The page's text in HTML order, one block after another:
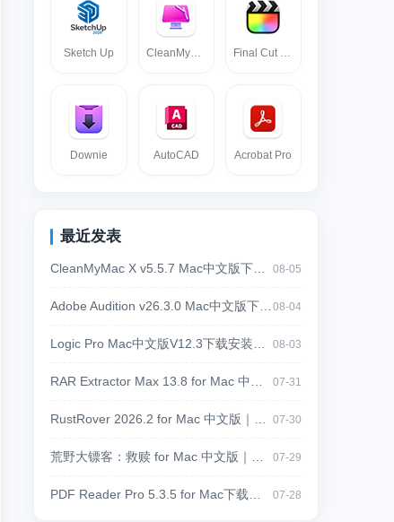
Sketch Up CleanMyMac Final Cut pro
Downie AutoCAD Acrobat Pro
最近发表
08-05
08-04
08-03
07-31
07-30
07-29
07-28